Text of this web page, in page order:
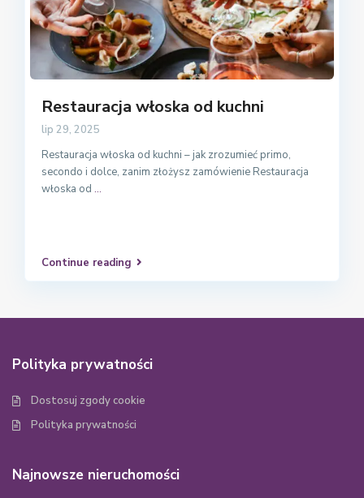
Restauracja włoska od kuchni
lip 29, 2025
Restauracja włoska od kuchni – jak zrozumieć primo,
secondo i dolce, zanim złożysz zamówienie Restauracja
włoska od ...
Continue reading
Polityka prywatności
Dostosuj zgody cookie
Polityka prywatności
Najnowsze nieruchomości